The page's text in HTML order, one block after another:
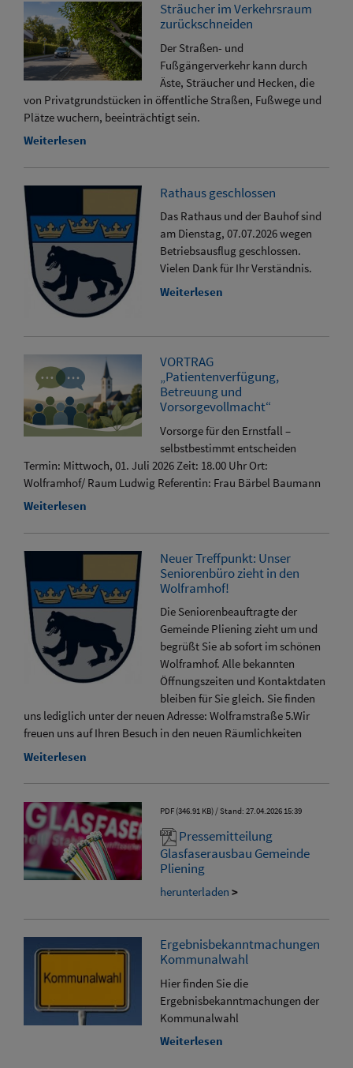
Sträucher im Verkehrsraum
zurückschneiden
Der Straßen- und
Fußgängerverkehr kann durch
Äste, Sträucher und Hecken, die
von Privatgrundstücken in öffentliche Straßen, Fußwege und
Plätze wuchern, beeinträchtigt sein.
Weiterlesen
Rathaus geschlossen
Das Rathaus und der Bauhof sind
am Dienstag, 07.07.2026 wegen
Betriebsausflug geschlossen.
Vielen Dank für Ihr Verständnis.
Weiterlesen
VORTRAG
„Patientenverfügung,
Betreuung und
Vorsorgevollmacht“
Vorsorge für den Ernstfall –
selbstbestimmt entscheiden
Termin: Mittwoch, 01. Juli 2026 Zeit: 18.00 Uhr Ort:
Wolframhof/ Raum Ludwig Referentin: Frau Bärbel Baumann
Weiterlesen
Neuer Treffpunkt: Unser
Seniorenbüro zieht in den
Wolframhof!
Die Seniorenbeauftragte der
Gemeinde Pliening zieht um und
begrüßt Sie ab sofort im schönen
Wolframhof. Alle bekannten
Öffnungszeiten und Kontaktdaten
bleiben für Sie gleich. Sie finden
uns lediglich unter der neuen Adresse: Wolframstraße 5.Wir
freuen uns auf Ihren Besuch in den neuen Räumlichkeiten
Weiterlesen
PDF (346.91 KB) Stand: 27.04.2026 15:39
Pressemitteilung
Glasfaserausbau Gemeinde
Pliening
herunterladen >
Ergebnisbekanntmachungen
Kommunalwahl
Hier finden Sie die
Ergebnisbekanntmachungen der
Kommunalwahl
Weiterlesen